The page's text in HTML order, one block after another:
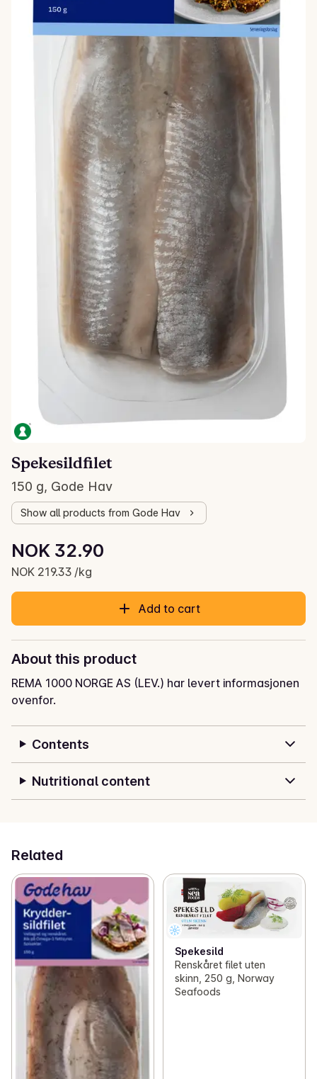
Spekesildfilet
150 g, Gode Hav
Show all products from Gode Hav
Current price is: NOK 32.90
NOK 32.90
NOK 219.33 /kg
Unit price: NOK 219.33 /kg
Add to cart
About this product
REMA 1000 NORGE AS (LEV.) har levert informasjonen
ovenfor.
Contents
Nutritional content
Related
Spekesild
Renskåret filet uten
skinn, 250 g, Norway
Seafoods